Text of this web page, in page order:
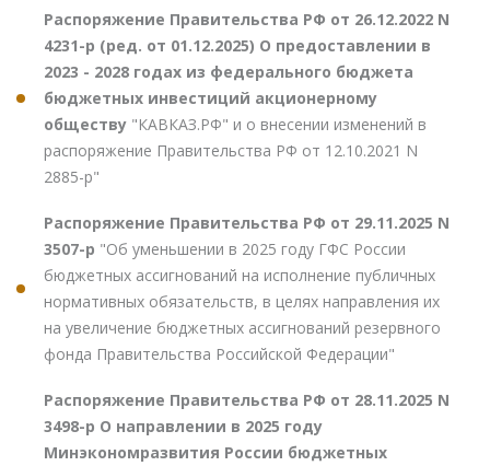
Распоряжение Правительства РФ от 26.12.2022 N
4231-р (ред. от 01.12.2025) О предоставлении в
2023 - 2028 годах из федерального бюджета
бюджетных инвестиций акционерному
обществу "КАВКАЗ.РФ" и о внесении изменений в
распоряжение Правительства РФ от 12.10.2021 N
2885-р"
Распоряжение Правительства РФ от 29.11.2025 N
3507-р "Об уменьшении в 2025 году ГФС России
бюджетных ассигнований на исполнение публичных
нормативных обязательств, в целях направления их
на увеличение бюджетных ассигнований резервного
фонда Правительства Российской Федерации"
Распоряжение Правительства РФ от 28.11.2025 N
3498-р О направлении в 2025 году
Минэкономразвития России бюджетных